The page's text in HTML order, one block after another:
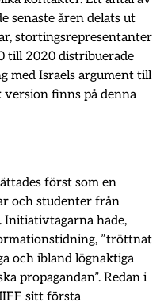
senaste åren delats ut
stortingsrepresentanter
till 2020 distribuerade
med Israels argument till
version finns på denna
först som en
och studenter från
Initiativtagarna hade,
”tröttnat
och ibland lögnaktiga
propagandan”. Redan i
sitt första